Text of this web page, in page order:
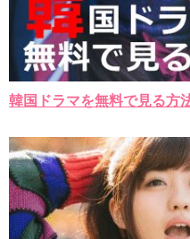
韓国ドラマを無料で見る方